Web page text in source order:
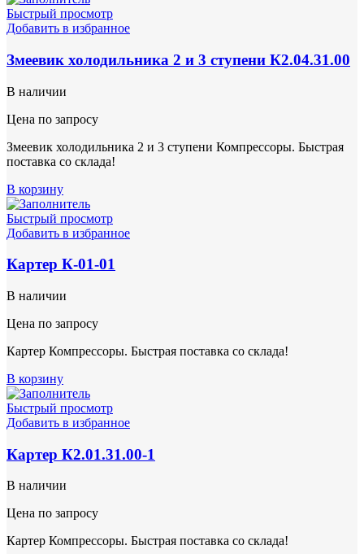
Быстрый просмотр
Добавить в избранное
Змеевик холодильника 2 и 3 ступени К2.04.31.00
В наличии
Цена по запросу
Змеевик холодильника 2 и 3 ступени Компрессоры. Быстрая
поставка со склада!
В корзину
Быстрый просмотр
Добавить в избранное
Картер К-01-01
В наличии
Цена по запросу
Картер Компрессоры. Быстрая поставка со склада!
В корзину
Быстрый просмотр
Добавить в избранное
Картер К2.01.31.00-1
В наличии
Цена по запросу
Картер Компрессоры. Быстрая поставка со склада!